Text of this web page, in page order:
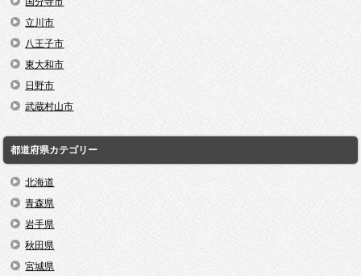
立川市
八王子市
東大和市
日野市
武蔵村山市
都道府県カテゴリー
北海道
青森県
岩手県
秋田県
宮城県